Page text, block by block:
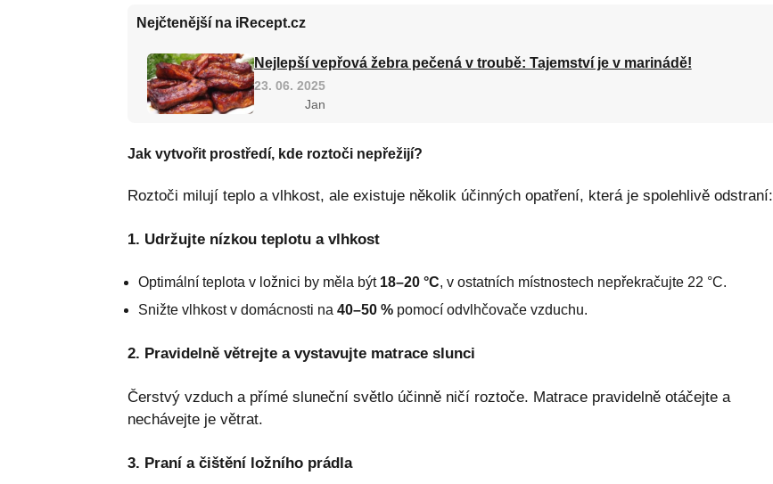
Nejčtenější na iRecept.cz
Nejlepší vepřová žebra pečená v troubě: Tajemství je v marinádě!
23. 06. 2025
Jan
Jak vytvořit prostředí, kde roztoči nepřežijí?
Roztoči milují teplo a vlhkost, ale existuje několik účinných opatření, která je spolehlivě odstraní:
1. Udržujte nízkou teplotu a vlhkost
Optimální teplota v ložnici by měla být 18–20 °C, v ostatních místnostech nepřekračujte 22 °C.
Snižte vlhkost v domácnosti na 40–50 %pomocí odvlhčovače vzduchu.
2. Pravidelně větrejte a vystavujte matrace slunci
Čerstvý vzduch a přímé sluneční světlo účinně ničí roztoče. Matrace pravidelně otáčejte a
nechávejte je větrat.
3. Praní a čištění ložního prádla